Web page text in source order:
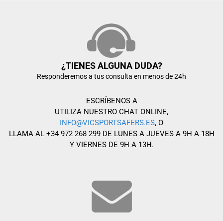
¿TIENES ALGUNA DUDA?
Responderemos a tus consulta en menos de 24h
ESCRÍBENOS A
UTILIZA NUESTRO CHAT ONLINE,
INFO@VICSPORTSAFERS.ES, O
LLAMA AL +34 972 268 299 DE LUNES A JUEVES A 9H A 18H
Y VIERNES DE 9H A 13H.